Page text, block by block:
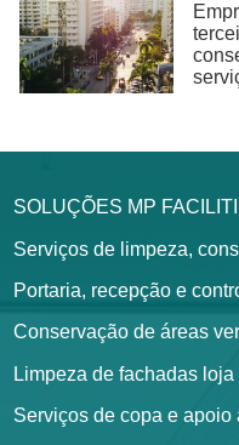
SOLUÇÕES MP
Serviços de limpeza,
Portaria, recepção e
Conservação de áreas
Limpeza de fachadas
Serviços de copa e apoio